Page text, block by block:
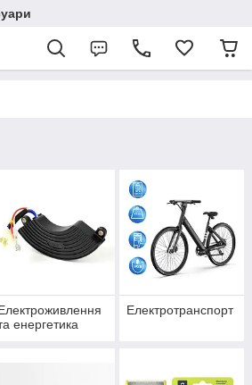
енергетика
Електротранспорт